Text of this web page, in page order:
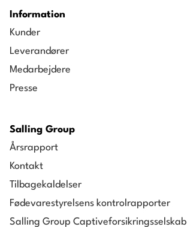
Information
Kunder
Leverandører
Medarbejdere
Presse
Salling Group
Årsrapport
Kontakt
Tilbagekaldelser
Fødevarestyrelsens kontrolrapporter
Salling Group Captiveforsikringsselskab